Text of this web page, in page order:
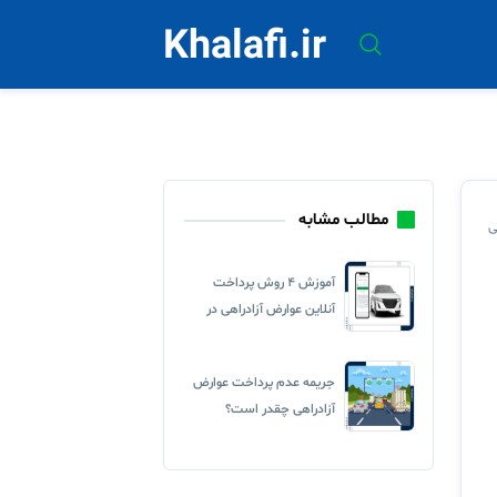
Khalafi.ir
مطالب مشابه
آموزش ۴ روش پرداخت
آنلاین عوارض آزادراهی در
جریمه عدم پرداخت عوارض
آزادراهی چقدر است؟